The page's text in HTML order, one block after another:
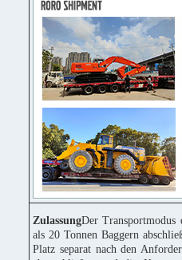
ZulassungDer
als 20 Tonnen Baggern
Platz separat nach den